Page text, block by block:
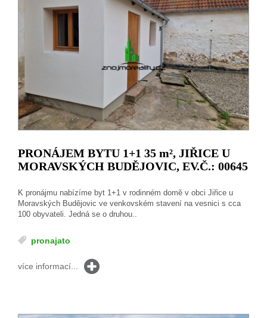
PRONÁJEM BYTU 1+1 35 m², JIŘICE U
MORAVSKÝCH BUDĚJOVIC, EV.Č.: 00645
K pronájmu nabízíme byt 1+1 v rodinném domě v obci Jiřice u
Moravských Budějovic ve venkovském stavení na vesnici s cca
100 obyvateli. Jedná se o druhou..
pronajato
více informací...